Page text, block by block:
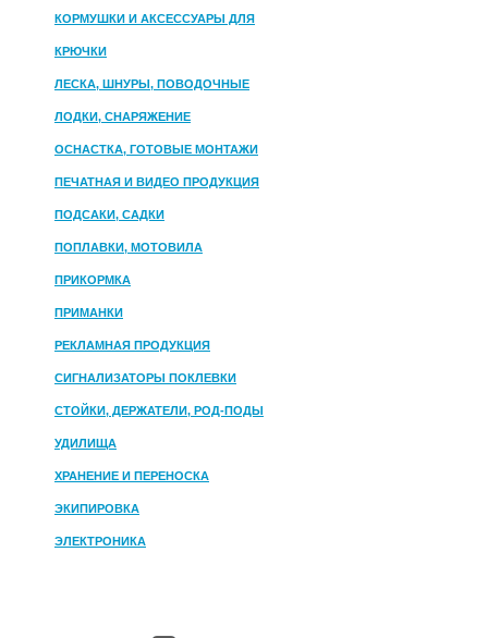
КОРМУШКИ И АКСЕССУАРЫ ДЛЯ
ПРИКОРМКИ
КРЮЧКИ
ЛЕСКА, ШНУРЫ, ПОВОДОЧНЫЕ
МАТЕРИАЛЫ
ЛОДКИ, СНАРЯЖЕНИЕ
ОСНАСТКА, ГОТОВЫЕ МОНТАЖИ
ПЕЧАТНАЯ И ВИДЕО ПРОДУКЦИЯ
ПОДСАКИ, САДКИ
ПОПЛАВКИ, МОТОВИЛА
ПРИКОРМКА
ПРИМАНКИ
РЕКЛАМНАЯ ПРОДУКЦИЯ
СИГНАЛИЗАТОРЫ ПОКЛЕВКИ
СТОЙКИ, ДЕРЖАТЕЛИ, РОД-ПОДЫ
УДИЛИЩА
ХРАНЕНИЕ И ПЕРЕНОСКА
ЭКИПИРОВКА
ЭЛЕКТРОНИКА